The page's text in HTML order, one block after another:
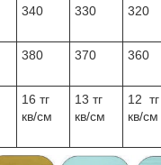
340 330 320
380 370 360
16 тг
кв/см
13 тг
кв/см
12 тг
кв/см